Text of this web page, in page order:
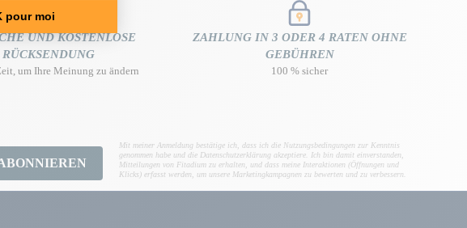
UND KOSTENLOSE
RÜCKSENDUNG
um Ihre Meinung zu ändern
ZAHLUNG IN 3 ODER 4 RATEN OHNE
GEBÜHREN
100 % sicher
Mit meiner Anmeldung bestätige ich, dass ich die Nutzungsbedingungen zur Kenntnis
genommen habe und die Datenschutzerklärung akzeptiere. Ich bin damit einverstanden,
Mitteilungen von Fitadium zu erhalten, und dass meine Interaktionen (Öffnungen und
Klicks) erfasst werden, um unsere Marketingkampagnen zu bewerten und zu verbessern.